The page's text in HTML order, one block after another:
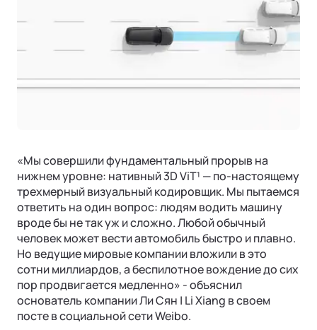
Ли Л6 | Li L6
Городской 5-местный кроссовер
Подробнее
Ли Л7 | Li L7
Универсальный 5-местный кроссовер
ОТ 7 820 000 ₽
Подробнее
Корпоративным клиентам
ФИНАНСЫ И УСЛУГИ
Страхование
Руководства по эксплуатации
Интеллектуальные ассистенты
Обновление ПО
«Мы совершили фундаментальный прорыв на
нижнем уровне: нативный 3D ViT¹ — по-настоящему
трехмерный визуальный кодировщик. Мы пытаемся
ответить на один вопрос: людям водить машину
вроде бы не так уж и сложно. Любой обычный
человек может вести автомобиль быстро и плавно.
Но ведущие мировые компании вложили в это
сотни миллиардов, а беспилотное вождение до сих
пор продвигается медленно» - объяснил
основатель компании Ли Сян | Li Xiang в своем
посте в социальной сети Weibo.